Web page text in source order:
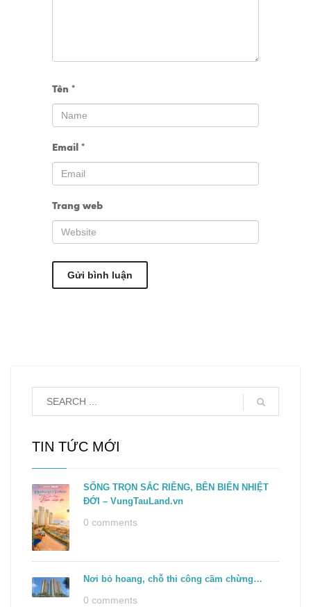
Tên *
Email *
Trang web
TIN TỨC MỚI
SỐNG TRỌN SẮC RIÊNG, BÊN BIỂN NHIỆT
ĐỚI – VungTauLand.vn
0 comments
Nơi bỏ hoang, chỗ thi công cầm chừng…
0 comments